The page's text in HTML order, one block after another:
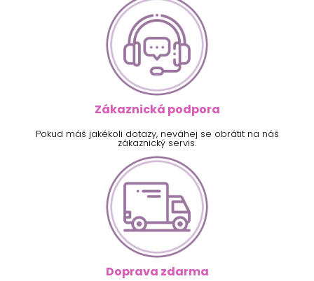
Zákaznická podpora
Pokud máš jakékoli dotazy, neváhej se obrátit na náš
zákaznický servis.
Doprava zdarma